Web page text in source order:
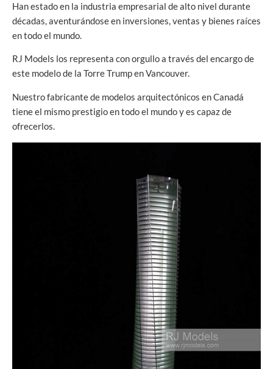
Han estado en la industria empresarial de alto nivel durante
décadas, aventurándose en inversiones, ventas y bienes raíces
en todo el mundo.
RJ Models los representa con orgullo a través del encargo de
este modelo de la Torre Trump en Vancouver.
Nuestro fabricante de modelos arquitectónicos en Canadá
tiene el mismo prestigio en todo el mundo y es capaz de
ofrecerlos.